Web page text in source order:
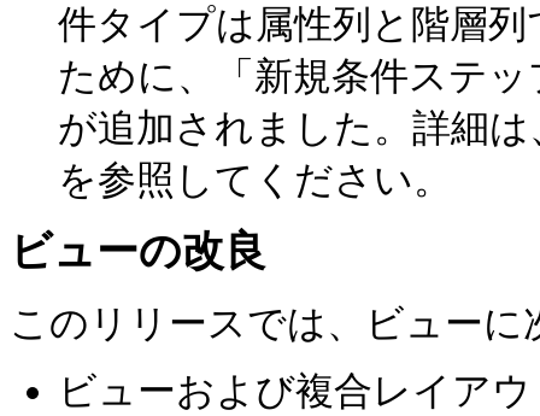
件タイプは属性列と階層
ために、「新規条件ステ
が追加されました。詳細は
を参照してください。
ビューの改良
このリリースでは、ビュー
ビューおよび複合レイア